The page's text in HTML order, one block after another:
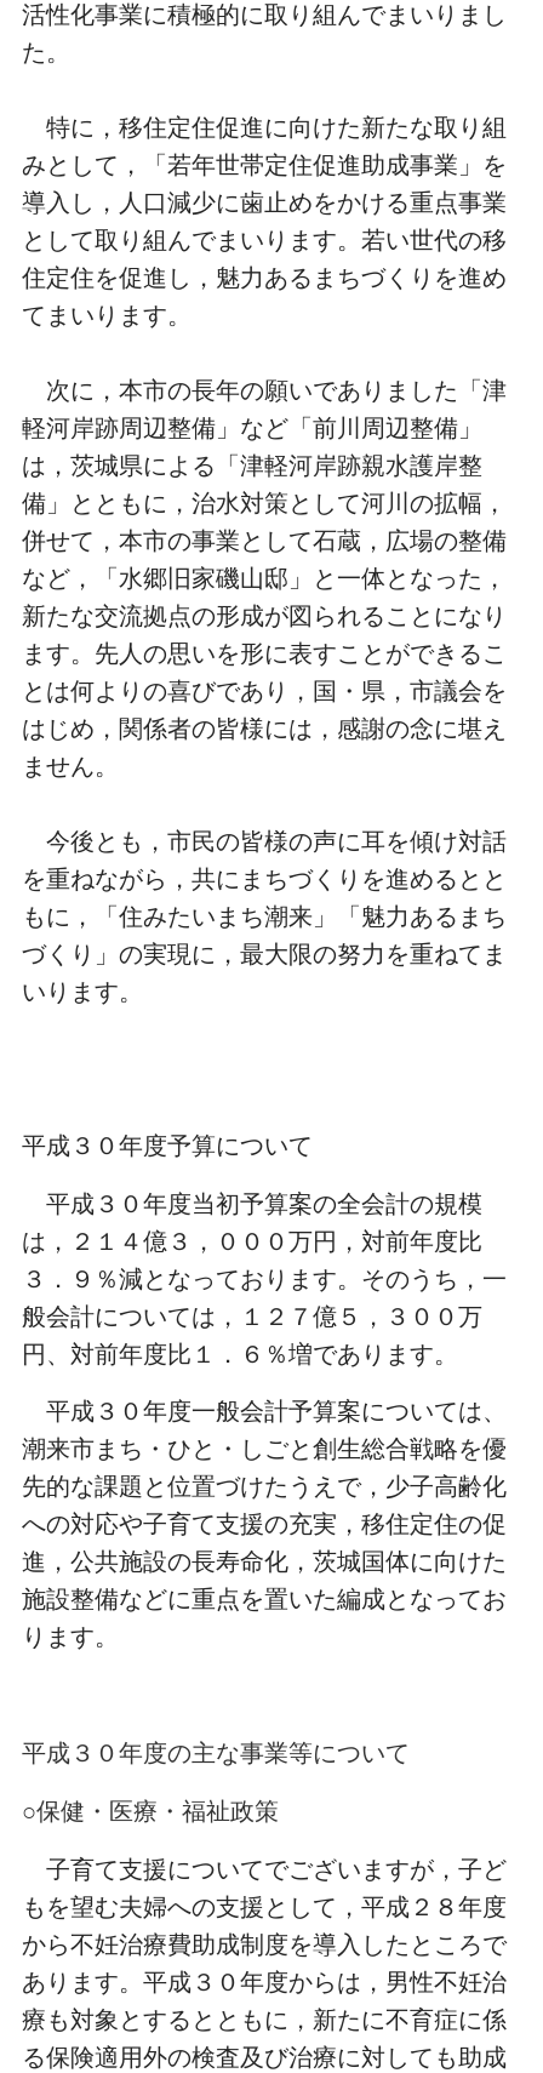
活性化事業に積極的に取り組んでまいりまし
た。
特に，移住定住促進に向けた新たな取り組
みとして，「若年世帯定住促進助成事業」を
導入し，人口減少に歯止めをかける重点事業
として取り組んでまいります。若い世代の移
住定住を促進し，魅力あるまちづくりを進め
てまいります。
次に，本市の長年の願いでありました「津
軽河岸跡周辺整備」など「前川周辺整備」
は，茨城県による「津軽河岸跡親水護岸整
備」とともに，治水対策として河川の拡幅，
併せて，本市の事業として石蔵，広場の整備
など，「水郷旧家磯山邸」と一体となった，
新たな交流拠点の形成が図られることになり
ます。先人の思いを形に表すことができるこ
とは何よりの喜びであり，国・県，市議会を
はじめ，関係者の皆様には，感謝の念に堪え
ません。
今後とも，市民の皆様の声に耳を傾け対話
を重ねながら，共にまちづくりを進めるとと
もに，「住みたいまち潮来」「魅力あるまち
づくり」の実現に，最大限の努力を重ねてま
いります。
平成３０年度予算について
平成３０年度当初予算案の全会計の規模
は，２１４億３，０００万円，対前年度比
３．９％減となっております。そのうち，一
般会計については，１２７億５，３００万
円、対前年度比１．６％増であります。
平成３０年度一般会計予算案については、
潮来市まち・ひと・しごと創生総合戦略を優
先的な課題と位置づけたうえで，少子高齢化
への対応や子育て支援の充実，移住定住の促
進，公共施設の長寿命化，茨城国体に向けた
施設整備などに重点を置いた編成となってお
ります。
平成３０年度の主な事業等について
○保健・医療・福祉政策
子育て支援についてでございますが，子ど
もを望む夫婦への支援として，平成２８年度
から不妊治療費助成制度を導入したところで
あります。平成３０年度からは，男性不妊治
療も対象とするとともに，新たに不育症に係
る保険適用外の検査及び治療に対しても助成